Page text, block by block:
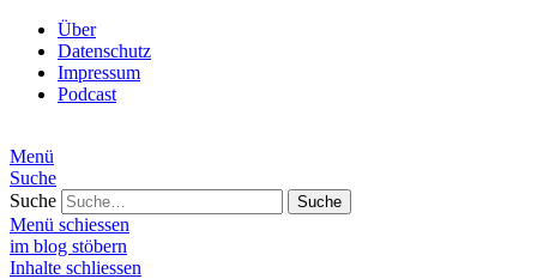
Über
Datenschutz
Impressum
Podcast
Menü
Suche
Suche
Menü schiessen
im blog stöbern
Inhalte schliessen